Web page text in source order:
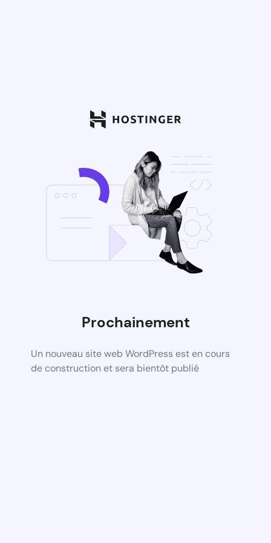
Prochainement
Un nouveau site web WordPress est en cours
de construction et sera bientôt publié